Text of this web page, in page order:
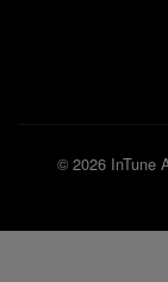
© 2026 InTune